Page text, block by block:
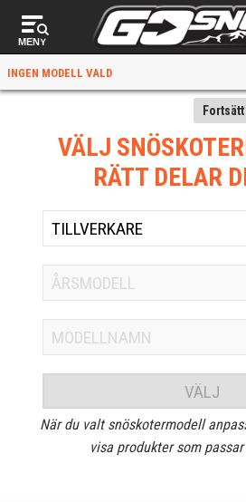
MENY
INGEN MODELL VALD
VÄLJ
RÄTT DELAR
VÄLJ
När du valt snöskotermodell
visa produkter som